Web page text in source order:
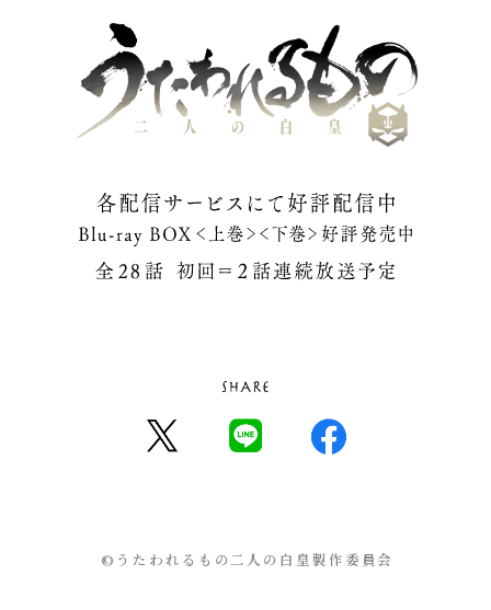
©うたわれるもの二人の白皇製作委員会